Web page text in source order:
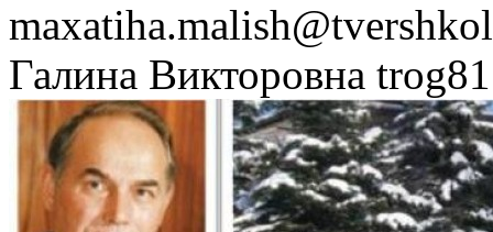
Галина Викторовна